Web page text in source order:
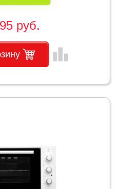
руб.
leaderboard